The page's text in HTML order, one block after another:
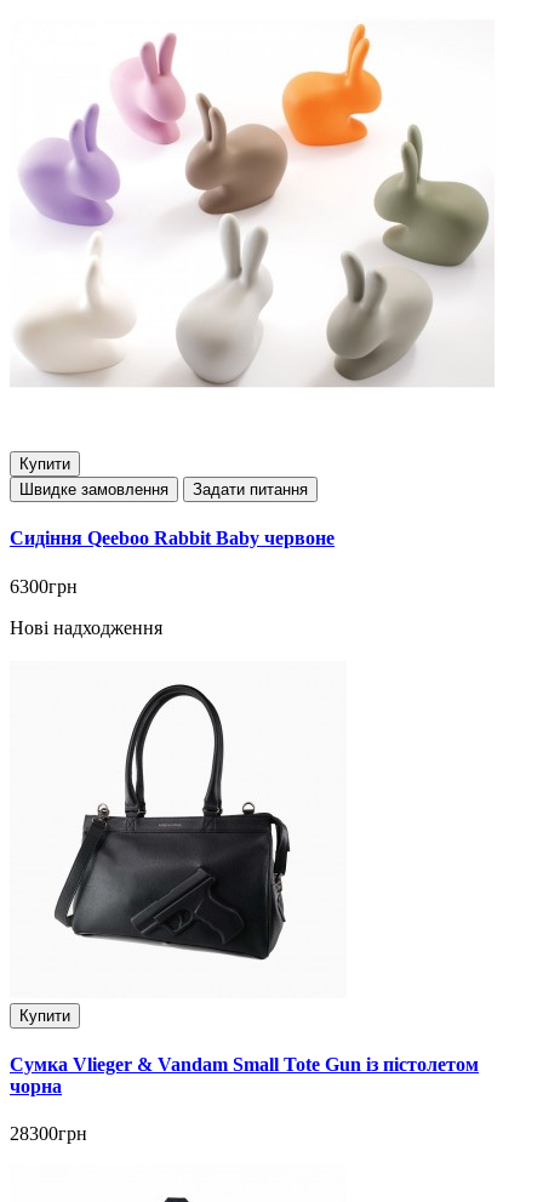
Купити
Швидке замовлення
Задати питання
Сидіння Qeeboo Rabbit Baby червоне
6300грн
Нові надходження
Купити
Сумка Vlieger & Vandam Small Tote Gun із пістолетом
чорна
28300грн